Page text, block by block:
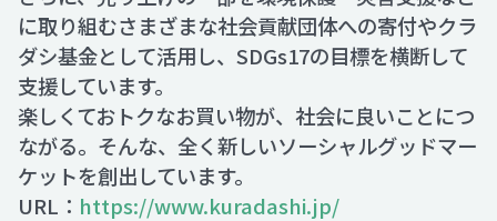
に取り組むさまざまな社会貢献団体への寄付やクラ
ダシ基金として活用し、SDGs17の目標を横断して
支援しています。
楽しくておトクなお買い物が、社会に良いことにつ
ながる。そんな、全く新しいソーシャルグッドマー
ケットを創出しています。
URL： https://www.kuradashi.jp/